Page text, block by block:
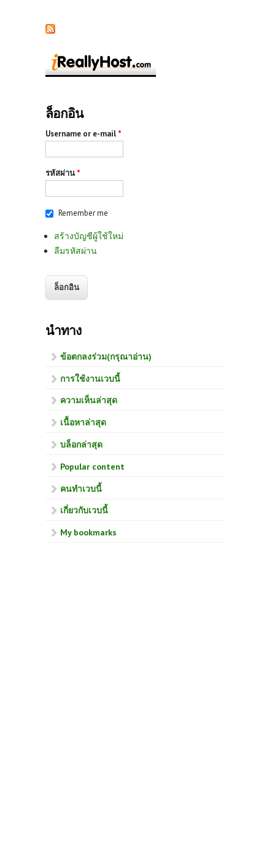
ล็อกอิน
Username or e-mail *
รหัสผ่าน *
Remember me
สร้างบัญชีผู้ใช้ใหม่
ลืมรหัสผ่าน
นำทาง
ข้อตกลงร่วม(กรุณาอ่าน)
การใช้งานเวบนี้
ความเห็นล่าสุด
เนื้อหาล่าสุด
บล็อกล่าสุด
Popular content
คนทำเวบนี้
เกี่ยวกับเวบนี้
My bookmarks